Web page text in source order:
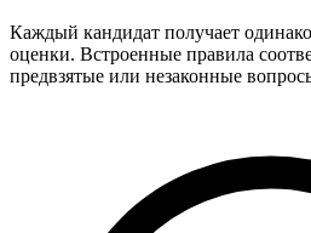
Каждый кандидат получает
оценки. Встроенные правила
предвзятые или незаконные